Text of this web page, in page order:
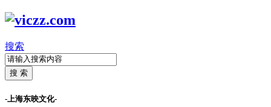
搜索
搜 索
-上海东映文化-